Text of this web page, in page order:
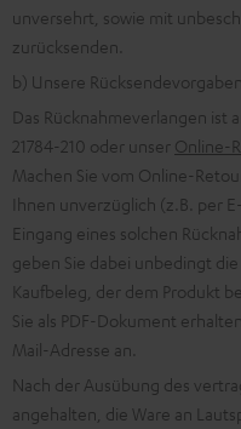
unversehrt, sowie mit
zurücksenden.
b) Unsere Rücksendevorgaben:
Das Rücknahmeverlangen ist
21784-210 oder unser Online-
Machen Sie vom Online-
Ihnen unverzüglich (z.B. per
Eingang eines solchen
geben Sie dabei unbedingt
Kaufbeleg, der dem Produkt
Sie als PDF-Dokument
Mail-Adresse an.
Nach der Ausübung des
angehalten, die Ware an